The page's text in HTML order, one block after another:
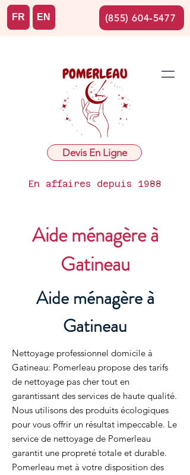
Devis En Ligne
En affaires depuis 1988
FR EN (855) 604-5477
Aide ménagère à
Gatineau
Aide ménagère à
Gatineau
Nettoyage professionnel domicile à
Gatineau: Pomerleau propose des tarifs
de nettoyage pas cher tout en
garantissant des services de haute qualité.
Nous utilisons des produits écologiques
pour vous offrir un résultat impeccable. Le
service de nettoyage de Pomerleau
garantit une propreté totale et durable.
Pomerleau met à votre disposition des